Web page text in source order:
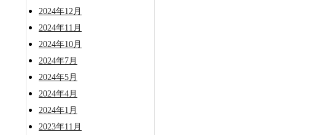
2024年12月
2024年11月
2024年10月
2024年7月
2024年5月
2024年4月
2024年1月
2023年11月